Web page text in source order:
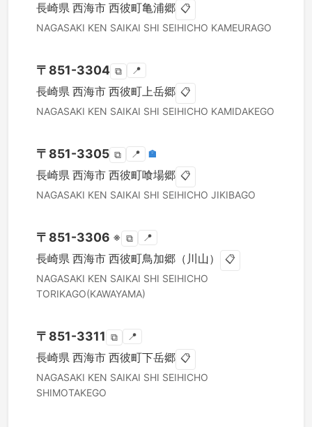
長崎県 西海市 西彼町亀浦郷 📋
NAGASAKI KEN SAIKAI SHI SEIHICHO KAMEURAGO
〒 851-3304 ⧉ 📍
長崎県 西海市 西彼町上岳郷 📋
NAGASAKI KEN SAIKAI SHI SEIHICHO KAMIDAKEGO
〒 851-3305 ⧉ 📍 🏣
長崎県 西海市 西彼町喰場郷 📋
NAGASAKI KEN SAIKAI SHI SEIHICHO JIKIBAGO
〒 851-3306 ※ ⧉ 📍
長崎県 西海市 西彼町鳥加郷（川山） 📋
NAGASAKI KEN SAIKAI SHI SEIHICHO
TORIKAGO(KAWAYAMA)
〒 851-3311 ⧉ 📍
長崎県 西海市 西彼町下岳郷 📋
NAGASAKI KEN SAIKAI SHI SEIHICHO
SHIMOTAKEGO